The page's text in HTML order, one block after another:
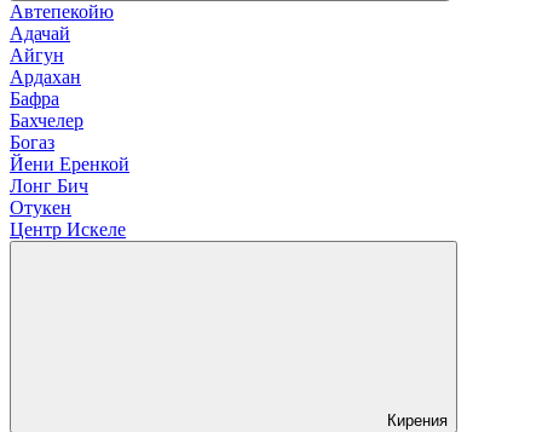
Автепекойю
Адачай
Айгун
Ардахан
Бафра
Бахчелер
Богаз
Йени Еренкой
Лонг Бич
Отукен
Центр Искеле
Кирения